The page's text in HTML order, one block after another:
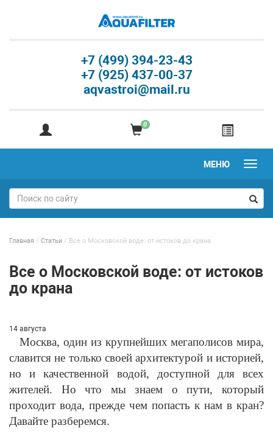
+7 (499) 394-23-43
+7 (925) 437-00-37
aqvastroi@mail.ru
0
МЕНЮ
Главная / Статьи / Все о Московской воде: от истоков до крана
Все о Московской воде: от истоков
до крана
14 августа
Москва, один из крупнейших мегаполисов мира,
славится не только своей архитектурой и историей,
но и качественной водой, доступной для всех
жителей. Но что мы знаем о пути, который
проходит вода, прежде чем попасть к нам в кран?
Давайте разберемся.